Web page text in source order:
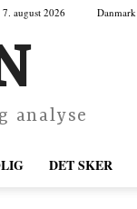
august 2026 Danmark
analyse
DET SKER